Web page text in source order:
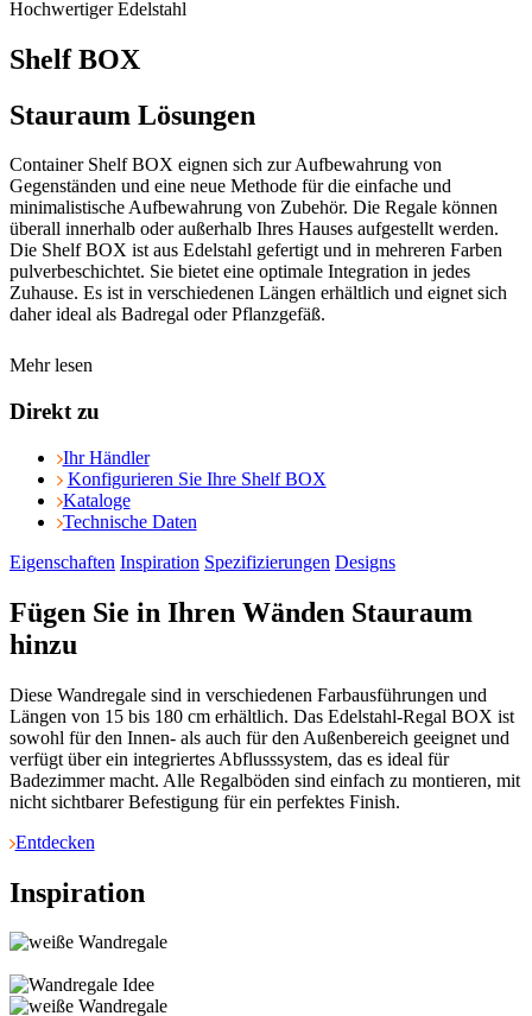
Hochwertiger Edelstahl
Shelf BOX
Stauraum Lösungen
Container Shelf BOX eignen sich zur Aufbewahrung von
Gegenständen und eine neue Methode für die einfache und
minimalistische Aufbewahrung von Zubehör. Die Regale können
überall innerhalb oder außerhalb Ihres Hauses aufgestellt werden.
Die Shelf BOX ist aus Edelstahl gefertigt und in mehreren Farben
pulverbeschichtet. Sie bietet eine optimale Integration in jedes
Zuhause. Es ist in verschiedenen Längen erhältlich und eignet sich
daher ideal als Badregal oder Pflanzgefäß.
Mehr lesen
Direkt zu
Ihr Händler
Konfigurieren Sie Ihre Shelf BOX
Kataloge
Technische Daten
Eigenschaften Inspiration Spezifizierungen Designs
Fügen Sie in Ihren Wänden Stauraum
hinzu
Diese Wandregale sind in verschiedenen Farbausführungen und
Längen von 15 bis 180 cm erhältlich. Das Edelstahl-Regal BOX ist
sowohl für den Innen- als auch für den Außenbereich geeignet und
verfügt über ein integriertes Abflusssystem, das es ideal für
Badezimmer macht. Alle Regalböden sind einfach zu montieren, mit
nicht sichtbarer Befestigung für ein perfektes Finish.
Entdecken
Inspiration